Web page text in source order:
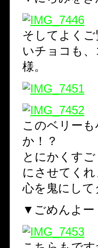
そしてよく
いチョコも
様。
このベリー
か！？
とにかくす
にさせてくれ
心を鬼にして
▼ごめんよー